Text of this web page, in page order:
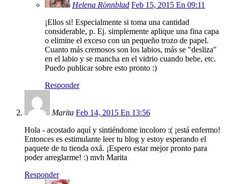
Helena Rönnblad Feb 15, 2015 En 09:11
¡Ellos si! Especialmente si toma una cantidad
considerable, p. Ej. simplemente aplique una fina capa
o elimine el exceso con un pequeño trozo de papel.
Cuanto más cremosos son los labios, más se "desliza"
en el labio y se mancha en el vidrio cuando bebe, etc.
Puedo publicar sobre esto pronto :)
Responder
Marita Feb 14, 2015 En 13:56
Hola - acostado aquí y sintiéndome incoloro :( ¡está enfermo!
Entonces es estimulante leer tu blog y estoy esperando el
paquete de tu tienda oxå. ¡Espero estar mejor pronto para
poder arreglarme! :) mvh Marita
Responder